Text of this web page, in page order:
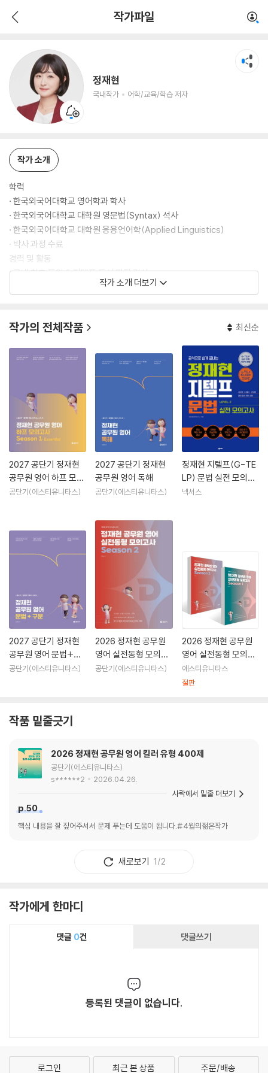
작가파일
정재현
국내작가 어학/교육/학습 저자
어학/교육/학습 저자
작가 소개
학력
· 한국외국어대학교 영어학과 학사
· 한국외국어대학교 대학원 영문법(Syntax) 석사
· 한국외국어대학교 대학원 응용언어학(Applied Linguistics)
· 박사 과정 수료
경력 및 활동
· 국내 최초 토익 & 지텔프 동시 만점 강사
· 토익(24년) 지텔프(5년) 간 매월 응시 및 기출 분석 / 출제 경향 연구
· 영어시험 전문 분석 연구소 ‘정재현어학연구소’ 소장
· 인스타그램 https://www.instagram.com/jhtoeic
작가 소개 더보기
작가의 전체작품 최신순
2027 공단기 정재현
공무원 영어 하프 모의
고사 Season 1: Esse
공단기(에스티유니타스)
2027 공단기 정재현
공무원 영어 독해
공단기(에스티유니타스)
정재현 지텔프(G-TE
LP) 문법 실전 모의고
사(LEVEL 2)
넥서스
2027 공단기 정재현
공무원 영어 문법+구
문
공단기(에스티유니타스)
2026 정재현 공무원
영어 실전동형 모의고
사 Season 2
공단기(에스티유니타스)
2026 정재현 공무원
영어 실전동형 모의고
사 Season 1~2권 세
트
에스티유니타스
절판
작품 밑줄긋기
2026 정재현 공무원 영어 킬러 유형 400제
공단기(에스티유니타스)
s******2
2026.04.26.
p.50
핵심 내용을 잘 짚어주셔서 문제 푸는데 도움이 됩니다.#4월의젊은작가
사락에서 밑줄 더보기
새로보기 1/2
작가에게 한마디
댓글 0건 댓글쓰기
등록된 댓글이 없습니다.
로그인 최근 본 상품 주문/배송